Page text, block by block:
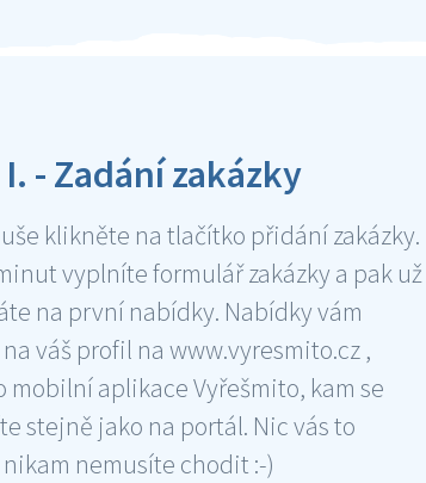
- Zadání zakázky
klikněte na tlačítko přidání zakázky.
vyplníte formulář zakázky a pak už
na první nabídky. Nabídky vám
váš profil na www.vyresmito.cz ,
mobilní aplikace Vyřešmito, kam se
stejně jako na portál. Nic vás to
nemusíte chodit :-)